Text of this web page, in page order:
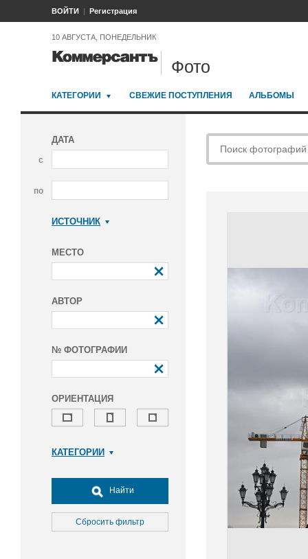
ВОЙТИ Регистрация
10 АВГУСТА, ПОНЕДЕЛЬНИК
Фото
КАТЕГОРИИ СВЕЖИЕ ПОСТУПЛЕНИЯ АЛЬБОМЫ
ДАТА
с
по
ИСТОЧНИК
МЕСТО
АВТОР
№ ФОТОГРАФИИ
ОРИЕНТАЦИЯ
КАТЕГОРИИ
Досуг, туризм и отдых
Культура
Медицина
Найти
Сбросить фильтр